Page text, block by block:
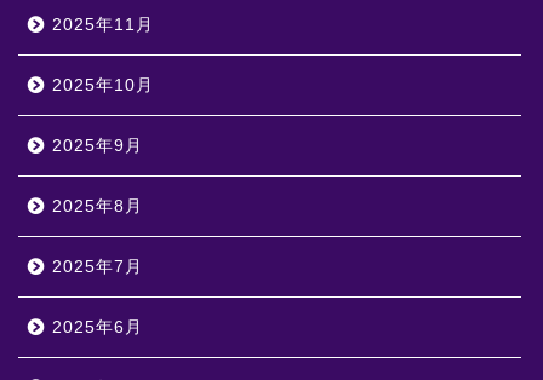
2025年11月
2025年10月
2025年9月
2025年8月
2025年7月
2025年6月